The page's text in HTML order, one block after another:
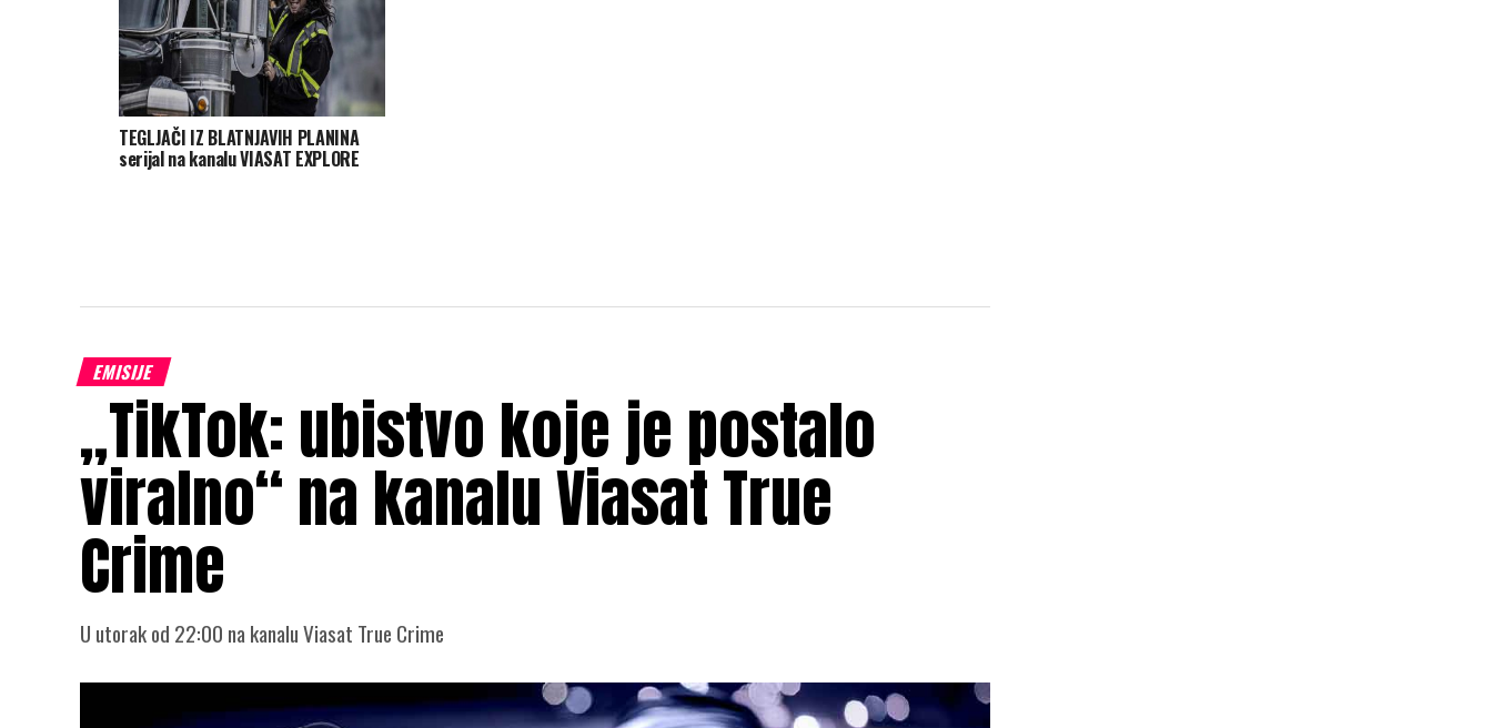
TEGLJAČI IZ BLATNJAVIH PLANINA
serijal na kanalu VIASAT EXPLORE
EMISIJE
„TikTok: ubistvo koje je postalo
viralno“ na kanalu Viasat True
Crime
U utorak od 22:00 na kanalu Viasat True Crime